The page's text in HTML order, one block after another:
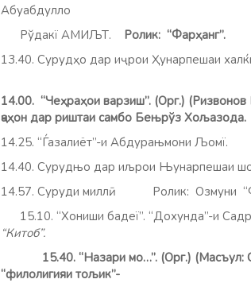
Абуабдулло
Рўдакї АМИЉТ. Ролик: “Фарҳанг”.
13.40. Сурудҳо дар иҷрои Ҳунарпешаи
14.00. “Чеҳраҳои варзиш”. (Орг.)
ҷаҳон дар риштаи самбо Бењрўз Хољазода.
14.25. “Ѓазалиёт”-и Абдурањмони
14.40. Сурудњо дар иљрои Њунарпешаи
14.57. Суруди миллӣ. Ролик: Озмуни
15.10. “Хониши бадеї”. “Дохунда”-и
“Китоб”.
15.40. “Назари мо…”. (Орг.)
“филолигияи тољик”-